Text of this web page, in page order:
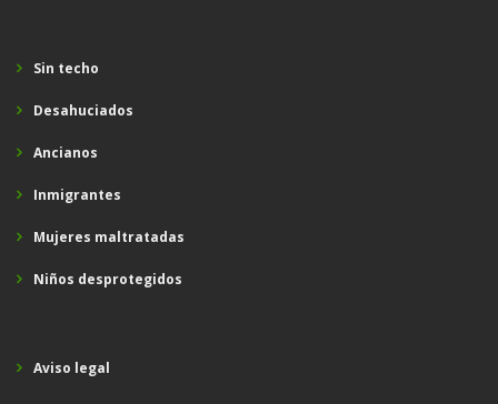
Sin techo
Desahuciados
Ancianos
Inmigrantes
Mujeres maltratadas
Niños desprotegidos
Aviso legal